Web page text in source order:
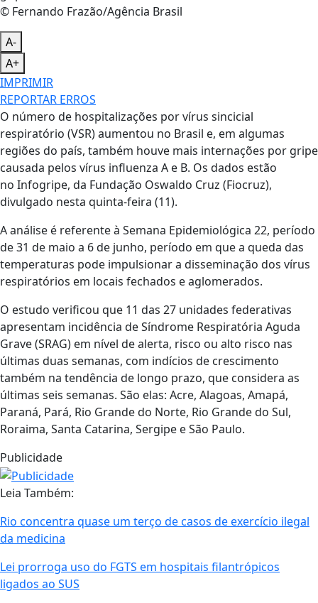
© Fernando Frazão/Agência Brasil
A-
A+
IMPRIMIR
REPORTAR ERROS
O número de hospitalizações por vírus sincicial
respiratório (VSR) aumentou no Brasil e, em algumas
regiões do país, também houve mais internações por gripe
causada pelos vírus influenza A e B. Os dados estão
no Infogripe, da Fundação Oswaldo Cruz (Fiocruz),
divulgado nesta quinta-feira (11).
A análise é referente à Semana Epidemiológica 22, período
de 31 de maio a 6 de junho, período em que a queda das
temperaturas pode impulsionar a disseminação dos vírus
respiratórios em locais fechados e aglomerados.
O estudo verificou que 11 das 27 unidades federativas
apresentam incidência de Síndrome Respiratória Aguda
Grave (SRAG) em nível de alerta, risco ou alto risco nas
últimas duas semanas, com indícios de crescimento
também na tendência de longo prazo, que considera as
últimas seis semanas. São elas: Acre, Alagoas, Amapá,
Paraná, Pará, Rio Grande do Norte, Rio Grande do Sul,
Roraima, Santa Catarina, Sergipe e São Paulo.
Publicidade
Leia Também:
Rio concentra quase um terço de casos de exercício ilegal
da medicina
Lei prorroga uso do FGTS em hospitais filantrópicos
ligados ao SUS